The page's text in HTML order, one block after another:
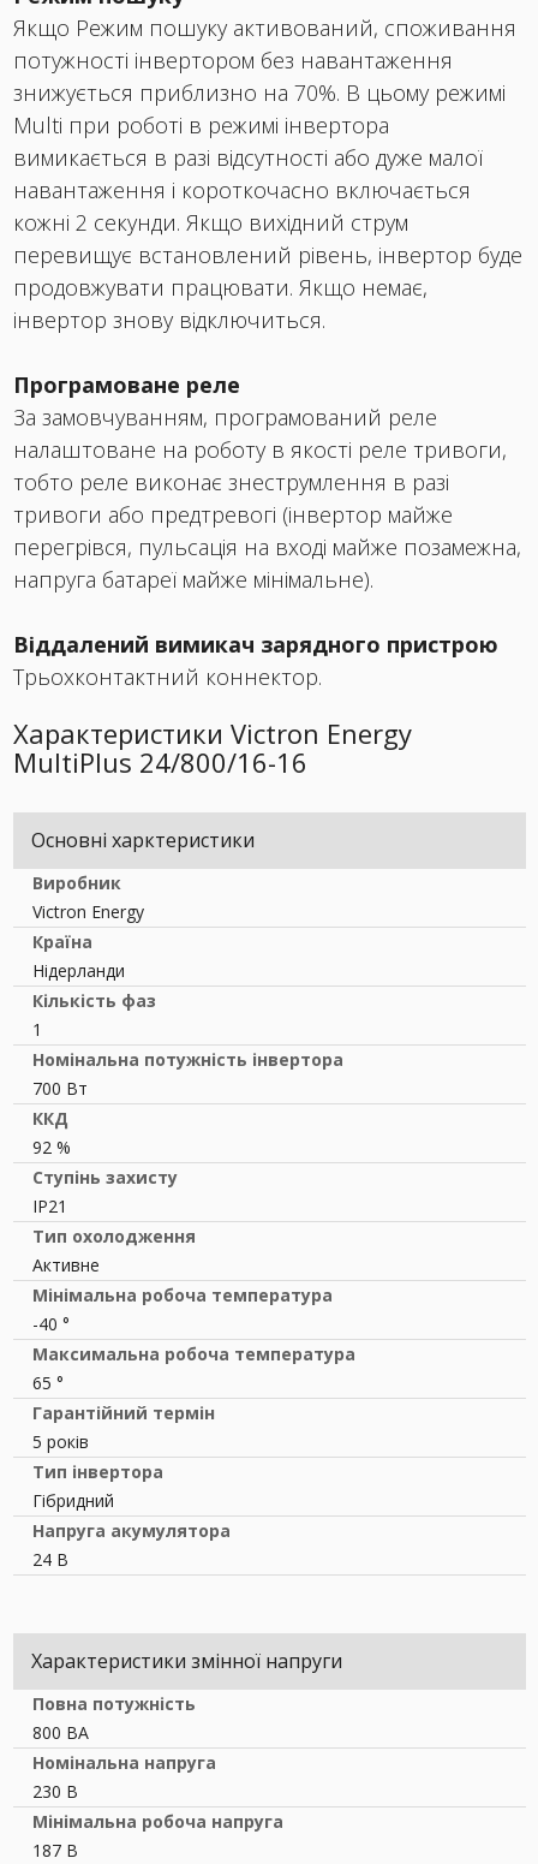
Якщо Режим пошуку активований, споживання
потужності інвертором без навантаження
знижується приблизно на 70%. В цьому режимі
Multi при роботі в режимі інвертора
вимикається в разі відсутності або дуже малої
навантаження і короткочасно включається
кожні 2 секунди. Якщо вихідний струм
перевищує встановлений рівень, інвертор буде
продовжувати працювати. Якщо немає,
інвертор знову відключиться.
Програмоване реле
За замовчуванням, програмований реле
налаштоване на роботу в якості реле тривоги,
тобто реле виконає знеструмлення в разі
тривоги або предтревогі (інвертор майже
перегрівся, пульсація на вході майже позамежна,
напруга батареї майже мінімальне).
Віддалений вимикач зарядного пристрою
Трьохконтактний коннектор.
Характеристики Victron Energy
MultiPlus 24/800/16-16
Основні харктеристики
Виробник
Victron Energy
Країна
Нідерланди
Кількість фаз
1
Номінальна потужність інвертора
700 Вт
ККД
92 %
Ступінь захисту
IP21
Тип охолодження
Активне
Мінімальна робоча температура
-40 °
Максимальна робоча температура
65 °
Гарантійний термін
5 років
Тип інвертора
Гібридний
Напруга акумулятора
24 В
Характеристики змінної напруги
Повна потужність
800 ВА
Номінальна напруга
230 В
Мінімальна робоча напруга
187 В